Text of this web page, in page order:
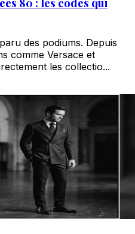
des podiums. Depuis
comme Versace et
les collectio...